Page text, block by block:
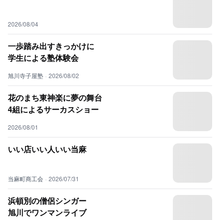
2026/08/04
一歩踏み出すきっかけに
学生による塾体験会
旭川寺子屋塾 · 2026/08/02
花のまち東神楽に夢の舞台
4組によるサーカスショー
2026/08/01
いい店いい人いい当麻
当麻町商工会 · 2026/07/31
浜頓別の僧侶シンガー
旭川でワンマンライブ